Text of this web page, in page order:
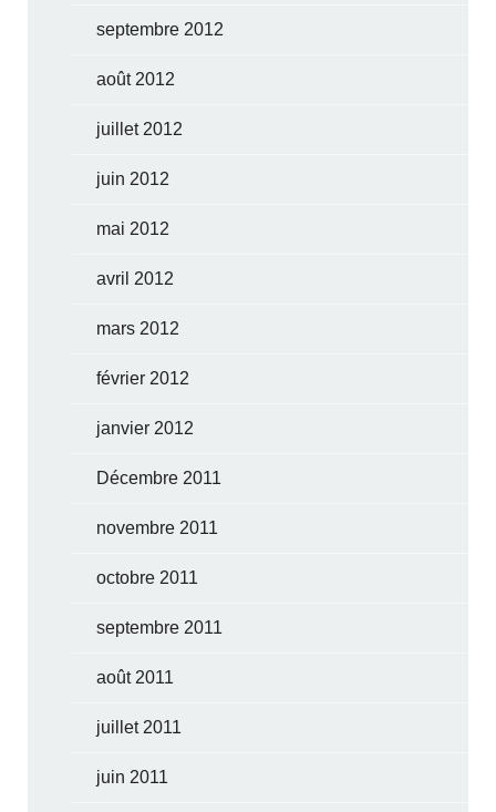
septembre 2012
août 2012
juillet 2012
juin 2012
mai 2012
avril 2012
mars 2012
février 2012
janvier 2012
Décembre 2011
novembre 2011
octobre 2011
septembre 2011
août 2011
juillet 2011
juin 2011